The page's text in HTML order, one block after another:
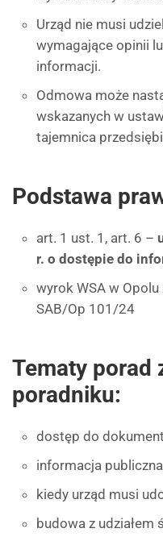
Urząd nie musi
wymagające opinii
informacji.
Odmowa może
wskazanych w
tajemnica
Podstawa
art. 1 ust. 1, art. 6 –
r. o dostępie do
wyrok WSA w
SAB/Op 101/24
Tematy porad
poradniku:
dostęp do
informacja
kiedy urząd musi
budowa z